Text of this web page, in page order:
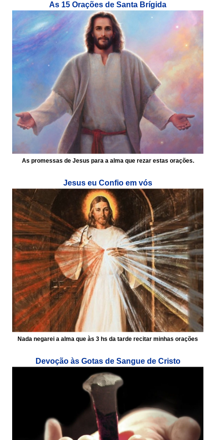
As 15 Orações de Santa Brígida
As promessas de Jesus para a alma que rezar estas orações.
Jesus eu Confio em vós
Nada negarei a alma que às 3 hs da tarde recitar minhas orações
Devoção às Gotas de Sangue de Cristo